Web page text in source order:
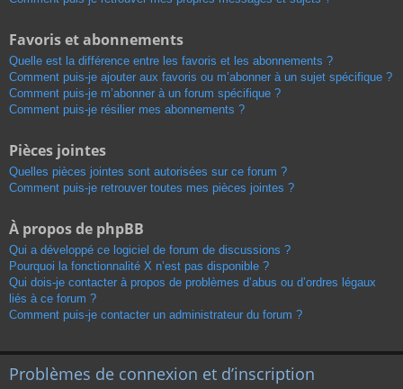
Favoris et abonnements
Quelle est la différence entre les favoris et les abonnements ?
Comment puis-je ajouter aux favoris ou m’abonner à un sujet spécifique ?
Comment puis-je m’abonner à un forum spécifique ?
Comment puis-je résilier mes abonnements ?
Pièces jointes
Quelles pièces jointes sont autorisées sur ce forum ?
Comment puis-je retrouver toutes mes pièces jointes ?
À propos de phpBB
Qui a développé ce logiciel de forum de discussions ?
Pourquoi la fonctionnalité X n’est pas disponible ?
Qui dois-je contacter à propos de problèmes d’abus ou d’ordres légaux
liés à ce forum ?
Comment puis-je contacter un administrateur du forum ?
Problèmes de connexion et d’inscription